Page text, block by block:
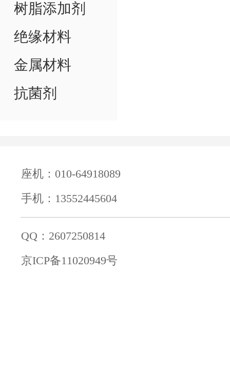
树脂添加剂
绝缘材料
金属材料
抗菌剂
座机：010-64918089
手机：13552445604
QQ：2607250814
京ICP备11020949号